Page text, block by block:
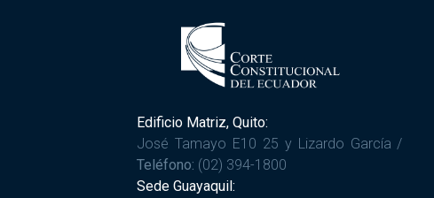
Edificio Matriz, Quito:
José Tamayo E10 25 y Lizardo García /
Teléfono: (02) 394-1800
Sede Guayaquil: